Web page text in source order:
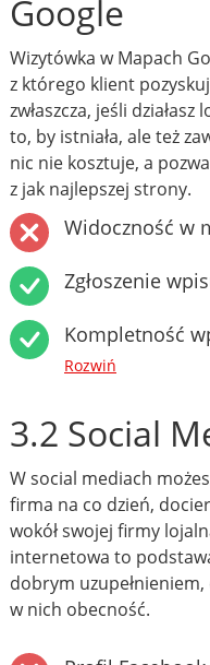
Google
Wizytówka w Mapach
z którego klient
zwłaszcza, jeśli
to, by istniała, ale też
nic nie kosztuje, a
z jak najlepszej strony.
Widoczność w
Zgłoszenie
Kompletność
Rozwiń
3.2 Social
W social mediach
firma na co dzień,
wokół swojej firmy
internetowa to
dobrym
w nich obecność.